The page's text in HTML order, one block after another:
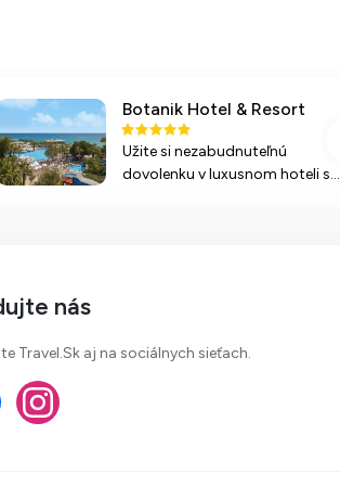
Botanik Hotel & Resort
Užite si nezabudnuteľnú
dovolenku v luxusnom hoteli so
nás
Travel.Sk aj na sociálnych sieťach.